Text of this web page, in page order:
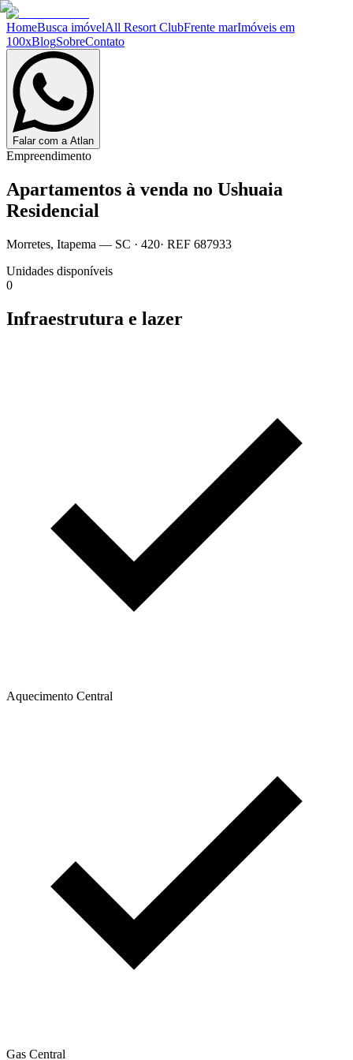
HomeBusca imóvelAll Resort ClubFrente marImóveis em
100xBlogSobreContato
Falar com a Atlan
Empreendimento
Apartamentos à venda no Ushuaia
Residencial
Morretes, Itapema — SC · 420· REF 687933
Unidades disponíveis
0
Infraestrutura e lazer
Aquecimento Central
Gas Central